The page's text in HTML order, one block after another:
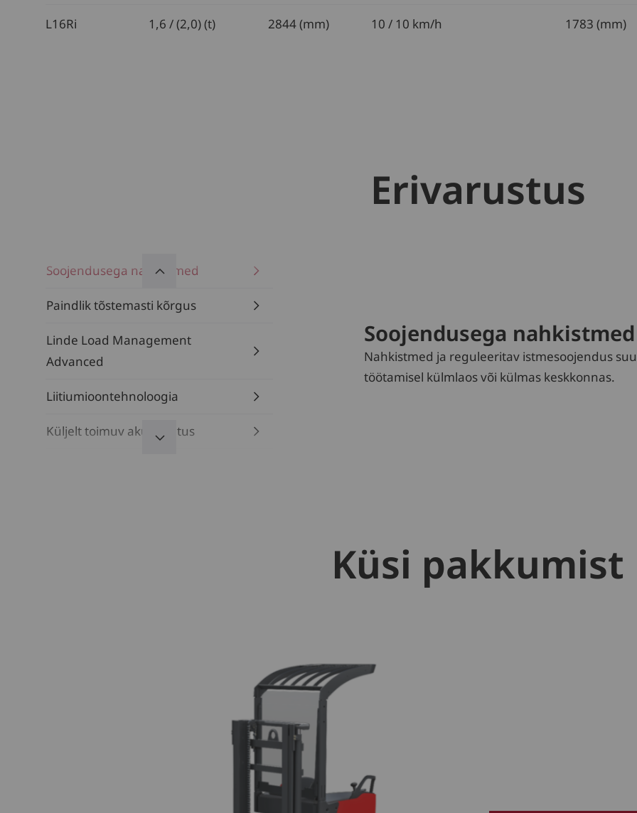
L16Ri 1,6 / (2,0) (t) 2844 (mm) 10 / 10 km/h 1783 (mm)
Erivarustus
Soojendusega nahkistmed
Paindlik tõstemasti kõrgus
Linde Load Management
Advanced
Liitiumioontehnoloogia
Küljelt toimuv akuvahetus
Soojendusega nahkistmed
Nahkistmed ja reguleeritav istmesoojendus
töötamisel külmlaos või külmas keskkonnas.
Küsi pakkumist